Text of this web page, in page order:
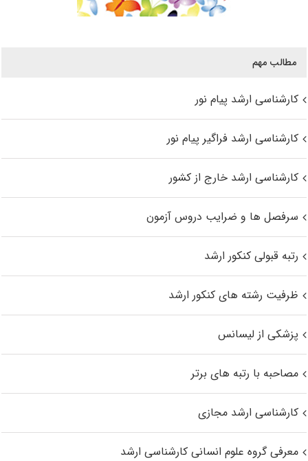
مطالب مهم
کارشناسی ارشد پیام نور
کارشناسی ارشد فراگیر پیام نور
کارشناسی ارشد خارج از کشور
سرفصل ها و ضرایب دروس آزمون
رتبه قبولی کنکور ارشد
ظرفیت رشته های کنکور ارشد
پزشکی از لیسانس
مصاحبه با رتبه های برتر
کارشناسی ارشد مجازی
معرفی گروه علوم انسانی کارشناسی ارشد